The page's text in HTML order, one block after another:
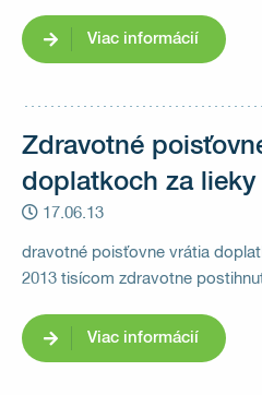
Viac informácií
Zdravotné
doplatkoch za
17.06.13
dravotné poisťovne vrátia
2013 tisícom zdravotne
Viac informácií